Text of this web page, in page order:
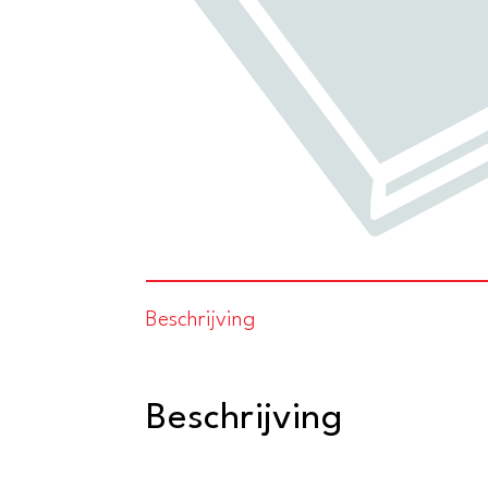
Beschrijving
Beschrijving